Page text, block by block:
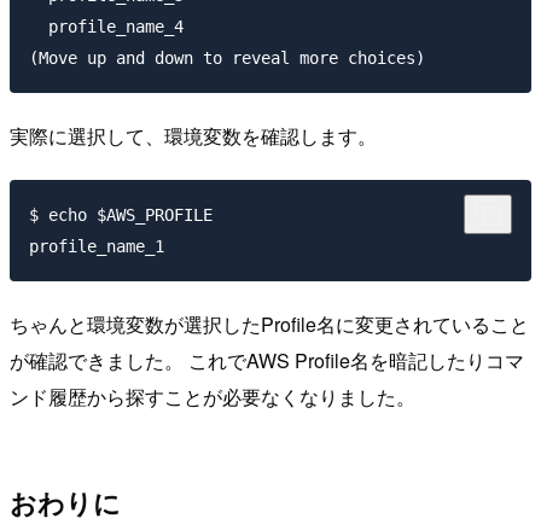
  profile_name_4
実際に選択して、環境変数を確認します。
$ echo $AWS_PROFILE
ちゃんと環境変数が選択したProfile名に変更されていること
が確認できました。 これでAWS Profile名を暗記したりコマ
ンド履歴から探すことが必要なくなりました。
おわりに